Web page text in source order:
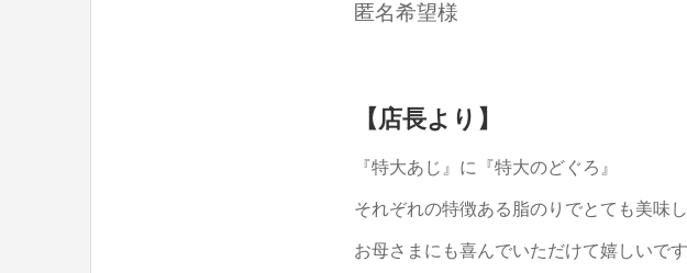
匿名希望様
【店長より】
『特大あじ』に『特大のどぐろ』
それぞれの特徴ある脂のりでとても美味
お母さまにも喜んでいただけて嬉しいです